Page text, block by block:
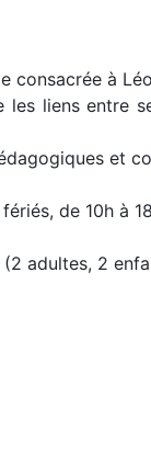
consacrée à
liens entre
et
de 10h à
adultes, 2